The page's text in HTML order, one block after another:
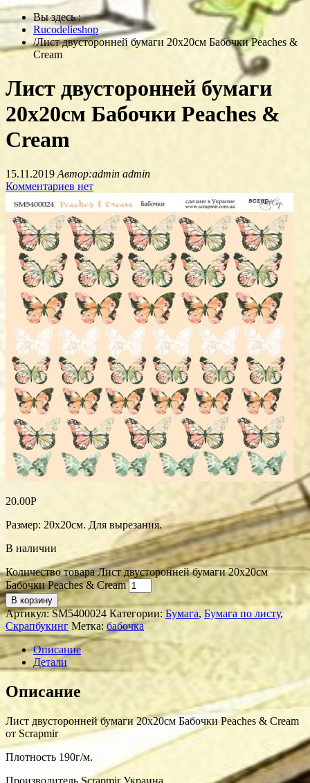
Вы здесь :
Rucodelieshop
/Лист двусторонней бумаги 20х20см Бабочки Peaches &
Cream
Лист двусторонней бумаги
20х20см Бабочки Peaches &
Cream
15.11.2019 Автор:admin admin
Комментариев нет
20.00Р
Размер: 20х20см. Для вырезания.
В наличии
Количество товара Лист двусторонней бумаги 20х20см
Бабочки Peaches & Cream
В корзину
Артикул:SM5400024 Категории: Бумага, Бумага по листу,
Скрапбукинг Метка: бабочка
Описание
Детали
Описание
Лист двусторонней бумаги 20х20см Бабочки Peaches & Cream
от Scrapmir
Плотность 190г/м.
Производитель Scrapmir Украина.